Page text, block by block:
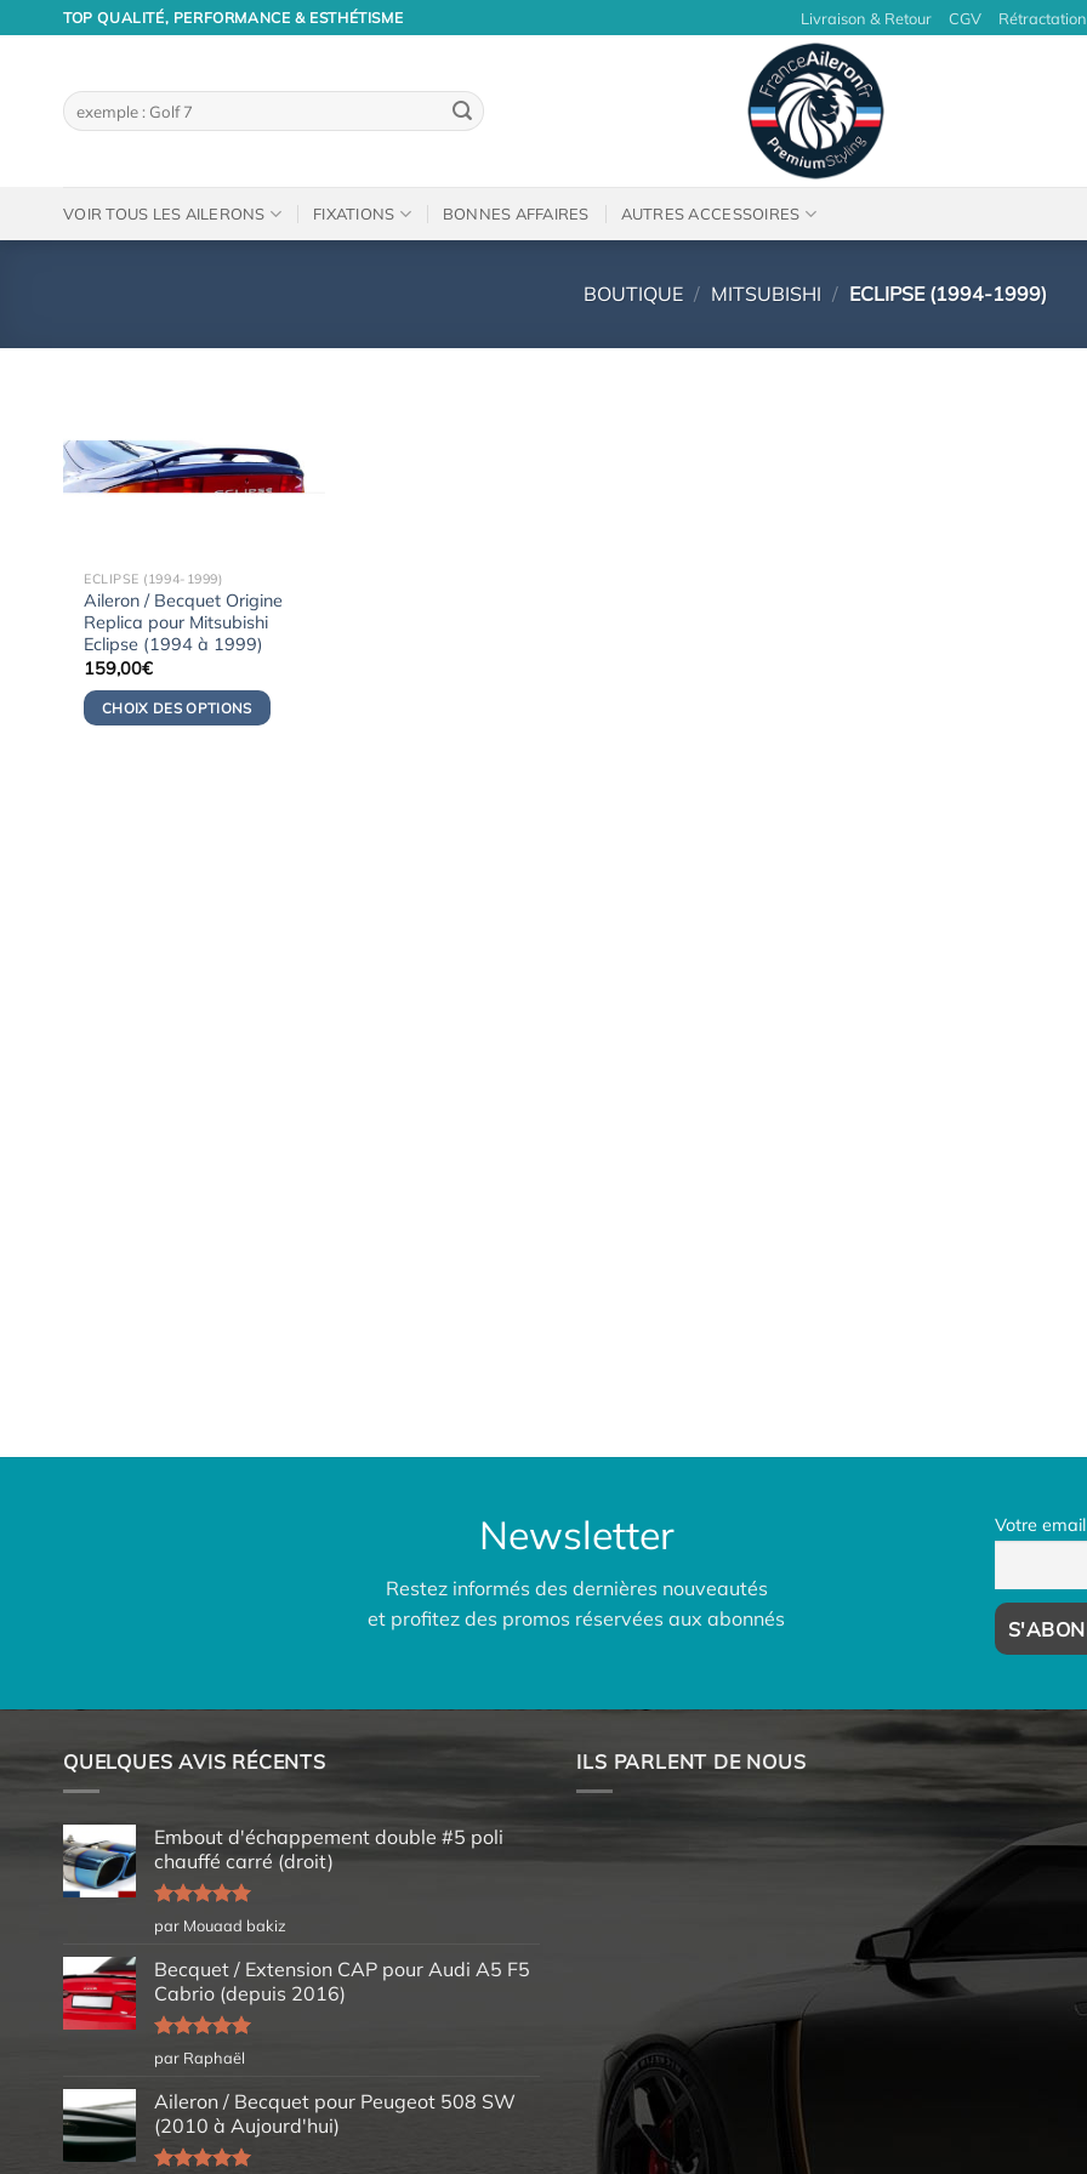
TOP QUALITÉ, PERFORMANCE & ESTHÉTISME Livraison & Retour CGV Rétractation
Recherche
pour :
VOIR TOUS LES AILERONS FIXATIONS BONNES AFFAIRES AUTRES ACCESSOIRES
BOUTIQUE / MITSUBISHI / ECLIPSE (1994-1999)
ECLIPSE (1994-1999)
Aileron / Becquet Origine
Replica pour Mitsubishi
Eclipse (1994 à 1999)
159,00€
CHOIX DES OPTIONS
Newsletter
Restez informés des dernières nouveautés
et profitez des promos réservées aux abonnés
Votre email
QUELQUES AVIS RÉCENTS
Embout d'échappement double #5 poli
chauffé carré (droit)
Note5sur
5
par Mouaad bakiz
Becquet / Extension CAP pour Audi A5 F5
Cabrio (depuis 2016)
Note5sur
5
par Raphaël
Aileron / Becquet pour Peugeot 508 SW
(2010 à Aujourd'hui)
ILS PARLENT DE NOUS